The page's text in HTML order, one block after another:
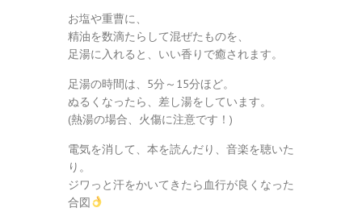
お塩や重曹に、
精油を数滴たらして混ぜたものを、
足湯に入れると、いい香りで癒されます。
足湯の時間は、5分～15分ほど。
ぬるくなったら、差し湯をしています。
(熱湯の場合、火傷に注意です！)
電気を消して、本を読んだり、音楽を聴いた
り。
ジワっと汗をかいてきたら血行が良くなった
合図